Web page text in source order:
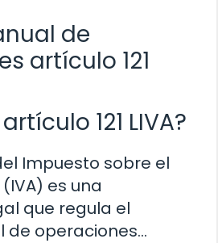
de
artículo 121
121 LIVA?
Impuesto sobre el
es una
que regula el
de operaciones…